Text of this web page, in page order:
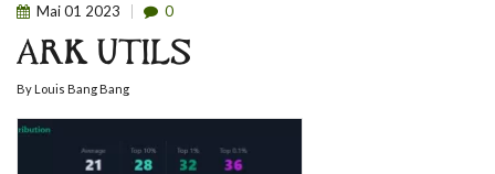
Mai01 2023 0
ARK UTILS
By Louis Bang Bang